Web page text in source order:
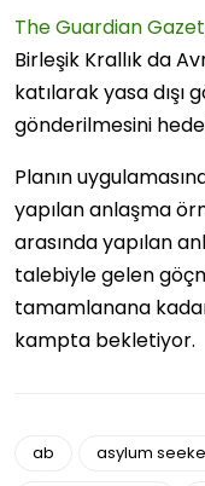
The Guardian
Birleşik Krallık da
katılarak yasa
gönderilmesini
Planın
yapılan anlaşma
arasında yapılan
talebiyle gelen
tamamlanana
kampta bekletiyor.
ab asylum